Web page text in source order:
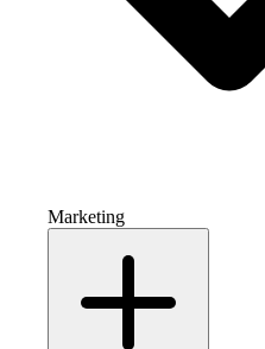
Marketing